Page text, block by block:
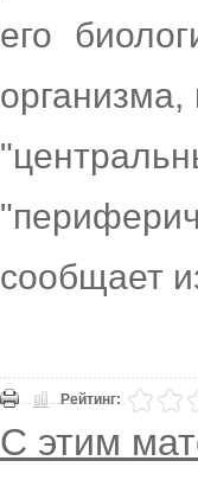
его
сообщает
Рейтинг:
С этим